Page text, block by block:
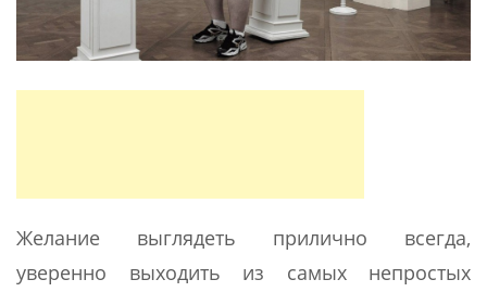
Желание выглядеть прилично всегда,
уверенно выходить из самых непростых